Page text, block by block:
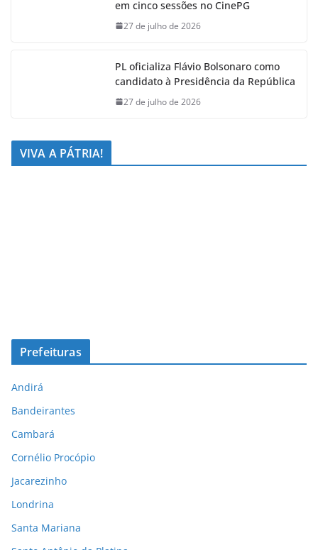
em cinco sessões no CinePG
27 de julho de 2026
PL oficializa Flávio Bolsonaro como
candidato à Presidência da República
27 de julho de 2026
VIVA A PÁTRIA!
Prefeituras
Andirá
Bandeirantes
Cambará
Cornélio Procópio
Jacarezinho
Londrina
Santa Mariana